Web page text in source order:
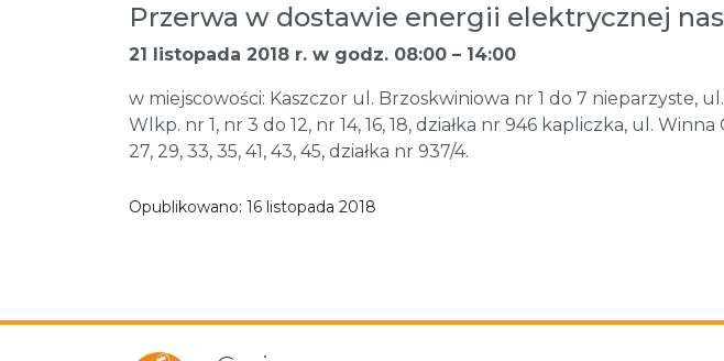
Przerwa w dostawie energii elektrycznej
21 listopada 2018 r. w godz. 08:00 – 14:00
w miejscowości: Kaszczor ul. Brzoskwiniowa nr 1 do 7 nieparzyste,
Wlkp. nr 1, nr 3 do 12, nr 14, 16, 18, działka nr 946 kapliczka, ul. Winna
27, 29, 33, 35, 41, 43, 45, działka nr 937/4.
Opublikowano: 16 listopada 2018